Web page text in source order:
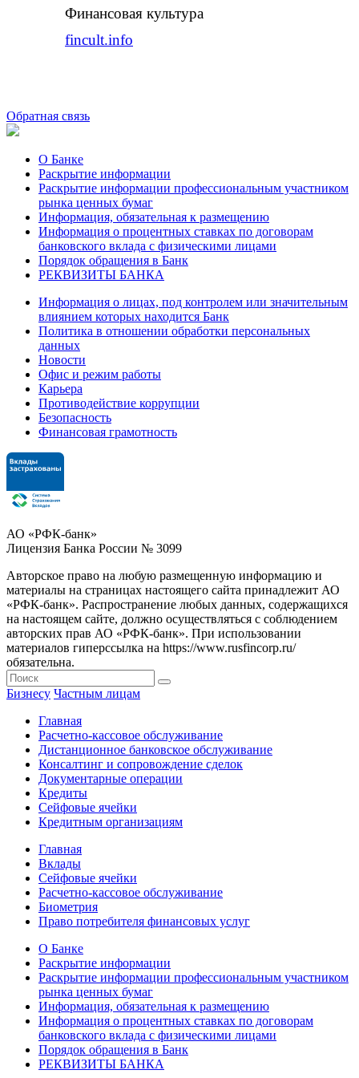
Финансовая культура
fincult.info
Обратная связь
О Банке
Раскрытие информации
Раскрытие информации профессиональным участником
рынка ценных бумаг
Информация, обязательная к размещению
Информация о процентных ставках по договорам
банковского вклада с физическими лицами
Порядок обращения в Банк
РЕКВИЗИТЫ БАНКА
Информация о лицах, под контролем или значительным
влиянием которых находится Банк
Политика в отношении обработки персональных
данных
Новости
Офис и режим работы
Карьера
Противодействие коррупции
Безопасность
Финансовая грамотность
АО «РФК-банк»
Лицензия Банка России № 3099
Авторское право на любую размещенную информацию и
материалы на страницах настоящего сайта принадлежит АО
«РФК-банк». Распространение любых данных, содержащихся
на настоящем сайте, должно осуществляться с соблюдением
авторских прав АО «РФК-банк». При использовании
материалов гиперссылка на https://www.rusfincorp.ru/
обязательна.
Бизнесу Частным лицам
Главная
Расчетно-кассовое обслуживание
Дистанционное банковское обслуживание
Консалтинг и сопровождение сделок
Документарные операции
Кредиты
Сейфовые ячейки
Кредитным организациям
Главная
Вклады
Сейфовые ячейки
Расчетно-кассовое обслуживание
Биометрия
Право потребителя финансовых услуг
О Банке
Раскрытие информации
Раскрытие информации профессиональным участником
рынка ценных бумаг
Информация, обязательная к размещению
Информация о процентных ставках по договорам
банковского вклада с физическими лицами
Порядок обращения в Банк
РЕКВИЗИТЫ БАНКА